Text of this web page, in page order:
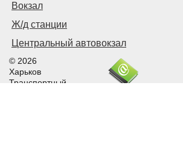
Вокзал
Ж/д станции
Центральный автовокзал
© 2026
Харьков
Транспортный
Связаться с нами